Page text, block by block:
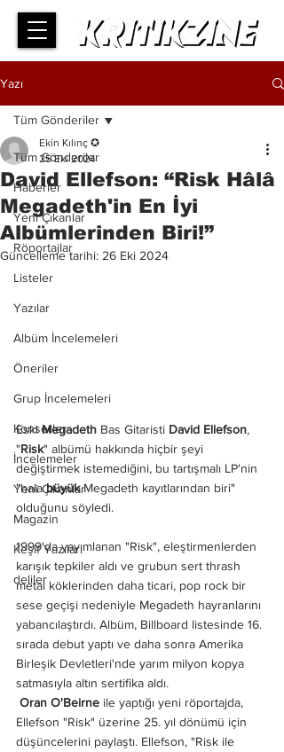
Yazı
Tüm Gönderiler
Haberler
Yeni Çıkanlar
Röportajlar
Listeler
Yazılar
Albüm İncelemeleri
Öneriler
Grup İncelemeleri
Konserler
İncelemeler
Yeni Çıkanlar
Magazin
Keşif Yazıları
deliler
Tüm Gönderiler
David Ellefson: “Risk Hâlâ
Megadeth'in En İyi
Albümlerinden Biri!”
Ekin Kılınç ✪
25 Eki 2024
Güncelleme tarihi: 26 Eki 2024
Eski Megadeth Bas Gitaristi David Ellefson,
"Risk" albümü hakkında hiçbir şeyi
değiştirmek istemediğini, bu tartışmalı LP'nin
"hala büyük Megadeth kayıtlarından biri"
olduğunu söyledi.
1999'da yayımlanan "Risk", eleştirmenlerden
karışık tepkiler aldı ve grubun sert thrash
metal köklerinden daha ticari, pop rock bir
sese geçişi nedeniyle Megadeth hayranlarını
yabancılaştırdı. Albüm, Billboard listesinde 16.
sırada debut yaptı ve daha sonra Amerika
Birleşik Devletleri'nde yarım milyon kopya
satmasıyla altın sertifika aldı.
Oran O'Beirne ile yaptığı yeni röportajda,
Ellefson "Risk" üzerine 25. yıl dönümü için
düşüncelerini paylaştı. Ellefson, "Risk ile